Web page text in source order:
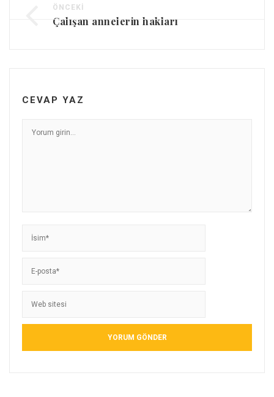
ÖNCEKI
Çalışan annelerin hakları
CEVAP YAZ